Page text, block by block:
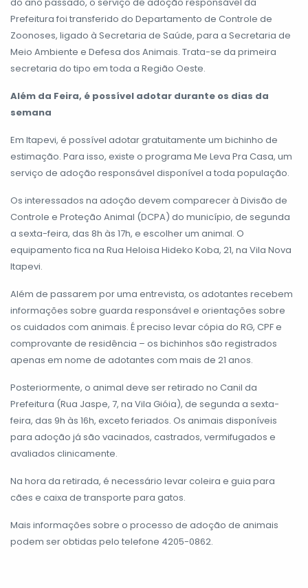
Prefeitura foi transferido do Departamento de Controle de
Zoonoses, ligado à Secretaria de Saúde, para a Secretaria de
Meio Ambiente e Defesa dos Animais. Trata-se da primeira
secretaria do tipo em toda a Região Oeste.
Além da Feira, é possível adotar durante os dias da
semana
Em Itapevi, é possível adotar gratuitamente um bichinho de
estimação. Para isso, existe o programa Me Leva Pra Casa, um
serviço de adoção responsável disponível a toda população.
Os interessados na adoção devem comparecer à Divisão de
Controle e Proteção Animal (DCPA) do município, de segunda
a sexta-feira, das 8h às 17h, e escolher um animal. O
equipamento fica na Rua Heloisa Hideko Koba, 21, na Vila Nova
Itapevi.
Além de passarem por uma entrevista, os adotantes recebem
informações sobre guarda responsável e orientações sobre
os cuidados com animais. É preciso levar cópia do RG, CPF e
comprovante de residência – os bichinhos são registrados
apenas em nome de adotantes com mais de 21 anos.
Posteriormente, o animal deve ser retirado no Canil da
Prefeitura (Rua Jaspe, 7, na Vila Gióia), de segunda a sexta-
feira, das 9h às 16h, exceto feriados. Os animais disponíveis
para adoção já são vacinados, castrados, vermifugados e
avaliados clinicamente.
Na hora da retirada, é necessário levar coleira e guia para
cães e caixa de transporte para gatos.
Mais informações sobre o processo de adoção de animais
podem ser obtidas pelo telefone 4205-0862.